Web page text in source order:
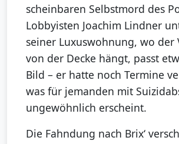
scheinbaren Selbstmord des
Lobbyisten Joachim Lindner
seiner Luxuswohnung, wo der
von der Decke hängt, passt
Bild – er hatte noch Termine
was für jemanden mit
ungewöhnlich erscheint.
Die Fahndung nach Brix‘